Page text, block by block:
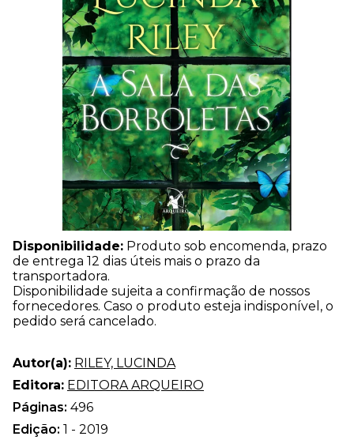
Disponibilidade: Produto sob encomenda, prazo
de entrega 12 dias úteis mais o prazo da
transportadora.
Disponibilidade sujeita a confirmação de nossos
fornecedores. Caso o produto esteja indisponível, o
pedido será cancelado.
Autor(a): RILEY, LUCINDA
Editora: EDITORA ARQUEIRO
Páginas: 496
Edição: 1 - 2019